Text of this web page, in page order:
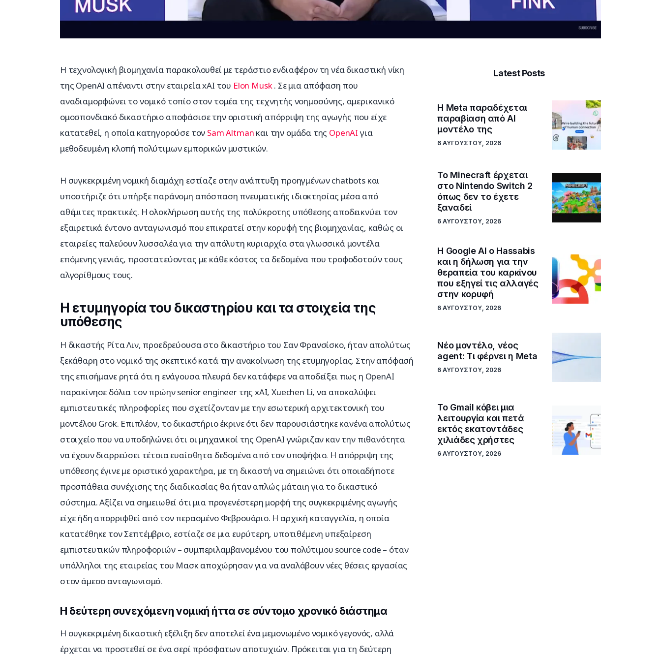
Η τεχνολογική βιομηχανία παρακολουθεί με τεράστιο ενδιαφέρον τη νέα δικαστική νίκη
της OpenAI απέναντι στην εταιρεία xAI του Elon Musk . Σε μια απόφαση που
αναδιαμορφώνει το νομικό τοπίο στον τομέα της τεχνητής νοημοσύνης, αμερικανικό
ομοσπονδιακό δικαστήριο αποφάσισε την οριστική απόρριψη της αγωγής που είχε
κατατεθεί, η οποία κατηγορούσε τον Sam Altman και την ομάδα της OpenAI για
μεθοδευμένη κλοπή πολύτιμων εμπορικών μυστικών.
Η συγκεκριμένη νομική διαμάχη εστίαζε στην ανάπτυξη προηγμένων chatbots και
υποστήριζε ότι υπήρξε παράνομη απόσπαση πνευματικής ιδιοκτησίας μέσα από
αθέμιτες πρακτικές. Η ολοκλήρωση αυτής της πολύκροτης υπόθεσης αποδεικνύει τον
εξαιρετικά έντονο ανταγωνισμό που επικρατεί στην κορυφή της βιομηχανίας, καθώς οι
εταιρείες παλεύουν λυσσαλέα για την απόλυτη κυριαρχία στα γλωσσικά μοντέλα
επόμενης γενιάς, προστατεύοντας με κάθε κόστος τα δεδομένα που τροφοδοτούν τους
αλγορίθμους τους.
Η ετυμηγορία του δικαστηρίου και τα στοιχεία της
υπόθεσης
Η δικαστής Ρίτα Λιν, προεδρεύουσα στο δικαστήριο του Σαν Φρανσίσκο, ήταν απολύτως
ξεκάθαρη στο νομικό της σκεπτικό κατά την ανακοίνωση της ετυμηγορίας. Στην απόφασή
της επισήμανε ρητά ότι η ενάγουσα πλευρά δεν κατάφερε να αποδείξει πως η OpenAI
παρακίνησε δόλια τον πρώην senior engineer της xAI, Xuechen Li, να αποκαλύψει
εμπιστευτικές πληροφορίες που σχετίζονταν με την εσωτερική αρχιτεκτονική του
μοντέλου Grok. Επιπλέον, το δικαστήριο έκρινε ότι δεν παρουσιάστηκε κανένα απολύτως
στοιχείο που να υποδηλώνει ότι οι μηχανικοί της OpenAI γνώριζαν καν την πιθανότητα
να έχουν διαρρεύσει τέτοια ευαίσθητα δεδομένα από τον υποψήφιο. Η απόρριψη της
υπόθεσης έγινε με οριστικό χαρακτήρα, με τη δικαστή να σημειώνει ότι οποιαδήποτε
προσπάθεια συνέχισης της διαδικασίας θα ήταν απλώς μάταιη για το δικαστικό
σύστημα. Αξίζει να σημειωθεί ότι μια προγενέστερη μορφή της συγκεκριμένης αγωγής
είχε ήδη απορριφθεί από τον περασμένο Φεβρουάριο. Η αρχική καταγγελία, η οποία
κατατέθηκε τον Σεπτέμβριο, εστίαζε σε μια ευρύτερη, υποτιθέμενη υπεξαίρεση
εμπιστευτικών πληροφοριών – συμπεριλαμβανομένου του πολύτιμου source code – όταν
υπάλληλοι της εταιρείας του Μασκ αποχώρησαν για να αναλάβουν νέες θέσεις εργασίας
στον άμεσο ανταγωνισμό.
Η δεύτερη συνεχόμενη νομική ήττα σε σύντομο χρονικό διάστημα
Η συγκεκριμένη δικαστική εξέλιξη δεν αποτελεί ένα μεμονωμένο νομικό γεγονός, αλλά
έρχεται να προστεθεί σε ένα σερί πρόσφατων αποτυχιών. Πρόκειται για τη δεύτερη
Latest Posts
Η Meta παραδέχεται
παραβίαση από AI
μοντέλο της
6 ΑΥΓΟΎΣΤΟΥ, 2026
Το Minecraft έρχεται
στο Nintendo Switch 2
όπως δεν το έχετε
ξαναδεί
6 ΑΥΓΟΎΣΤΟΥ, 2026
Η Google ΑΙ ο Hassabis
και η δήλωση για την
θεραπεία του καρκίνου
που εξηγεί τις αλλαγές
στην κορυφή
6 ΑΥΓΟΎΣΤΟΥ, 2026
Νέο μοντέλο, νέος
agent: Τι φέρνει η Meta
6 ΑΥΓΟΎΣΤΟΥ, 2026
Το Gmail κόβει μια
λειτουργία και πετά
εκτός εκατοντάδες
χιλιάδες χρήστες
6 ΑΥΓΟΎΣΤΟΥ, 2026